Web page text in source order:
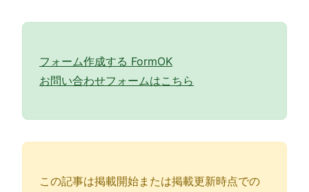
フォーム作成する FormOK
お問い合わせフォームはこちら
この記事は掲載開始または掲載更新時点での